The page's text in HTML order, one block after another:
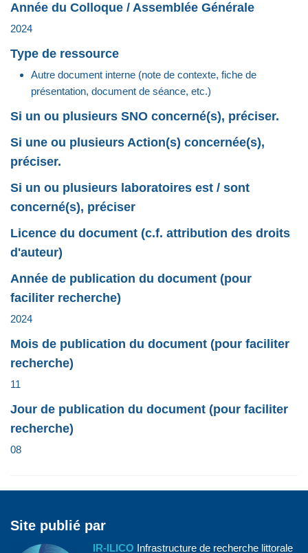
Année du Colloque / Assemblée Générale
2024
Type de ressource
Autre document interne (note de contexte, fiche de
présentation, document de séance, etc.)
Si un ou plusieurs SNO concerné(s), préciser.
Si une ou plusieurs Action(s) concernée(s),
préciser.
Si un ou plusieurs laboratoires est / sont
concerné(s), préciser
Licence du document (c.f. attribution des droits
d'auteur)
Année de publication du document (pour
faciliter recherche)
2024
Mois de publication du document (pour faciliter
recherche)
11
Jour de publication du document (pour faciliter
recherche)
08
Site publié par
IR-ILICO Infrastructure de recherche littorale